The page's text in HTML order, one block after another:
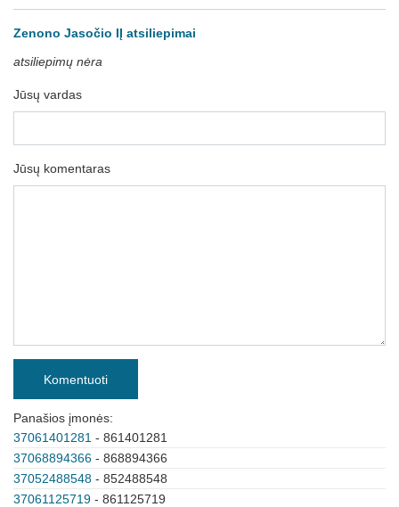
Zenono Jasočio IĮ atsiliepimai
atsiliepimų nėra
Jūsų vardas
Jūsų komentaras
Komentuoti
Panašios įmonės:
37061401281 - 861401281
37068894366 - 868894366
37052488548 - 852488548
37061125719 - 861125719